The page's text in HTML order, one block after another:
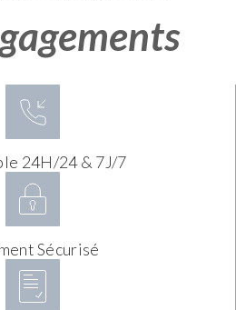
24H/24 & 7J/7
Sécurisé